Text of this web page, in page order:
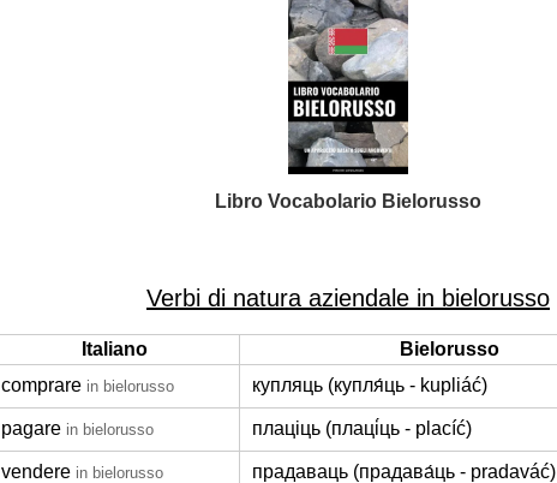
Libro Vocabolario Bielorusso
Verbi di natura aziendale in bielorusso
Italiano
Bielorusso
comprare in bielorusso купляць (купля́ць - kupliáć)
pagare in bielorusso плаціць (плаці́ць - placíć)
vendere in bielorusso прадаваць (прадава́ць - pradaváć)